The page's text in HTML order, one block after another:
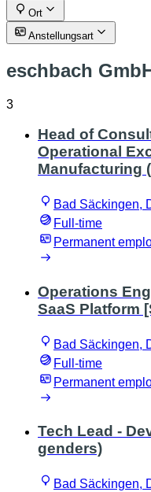
Ort
Anstellungsart
eschbach
3
Head of
Operational
Manufacturing
Bad Säckingen,
Full-time
Permanent
Operations
SaaS Platform
Bad Säckingen,
Full-time
Permanent
Tech Lead -
genders)
Bad Säckingen,